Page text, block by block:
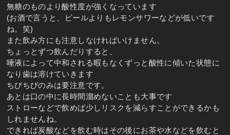
無糖のものより酸性度が強くなっています
(お酒で言うと、ビールよりもレモンサワーなどが低いです
ね。笑)
また飲み方にも注意しなければいけません。
ちょっとずつ飲んだりすると、
唾液によって中和される暇もなくずっと酸性に傾いた状態に
なり歯は溶けていきます
ちびちびのみは要注意です。
あとは口の中に長時間溜めないことも大事です
ストローなどで飲めば少しリスクを減らすことができるかも
しれませんね。
できれば炭酸などを飲む時はその後にお茶や水などを飲むと